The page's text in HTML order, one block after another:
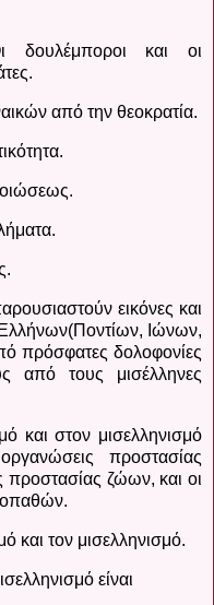
δουλέμποροι και οι
από την θεοκρατία.
εικόνες και
Ελλήνων(Ποντίων, Ιώνων,
πρόσφατες δολοφονίες
από τους μισέλληνες
και στον μισελληνισμό
προστασίας
προστασίας ζώων, και οι
και τον μισελληνισμό.
είναι